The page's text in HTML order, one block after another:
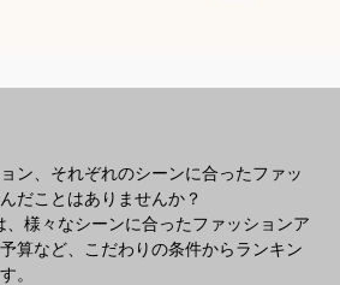
ン、それぞれのシーンに合ったファッ
だことはありませんか？
様々なシーンに合ったファッションア
算など、こだわりの条件からランキン
。